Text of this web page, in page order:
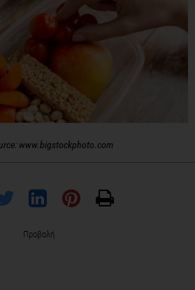
www.bigstockphoto.com
Προβολή